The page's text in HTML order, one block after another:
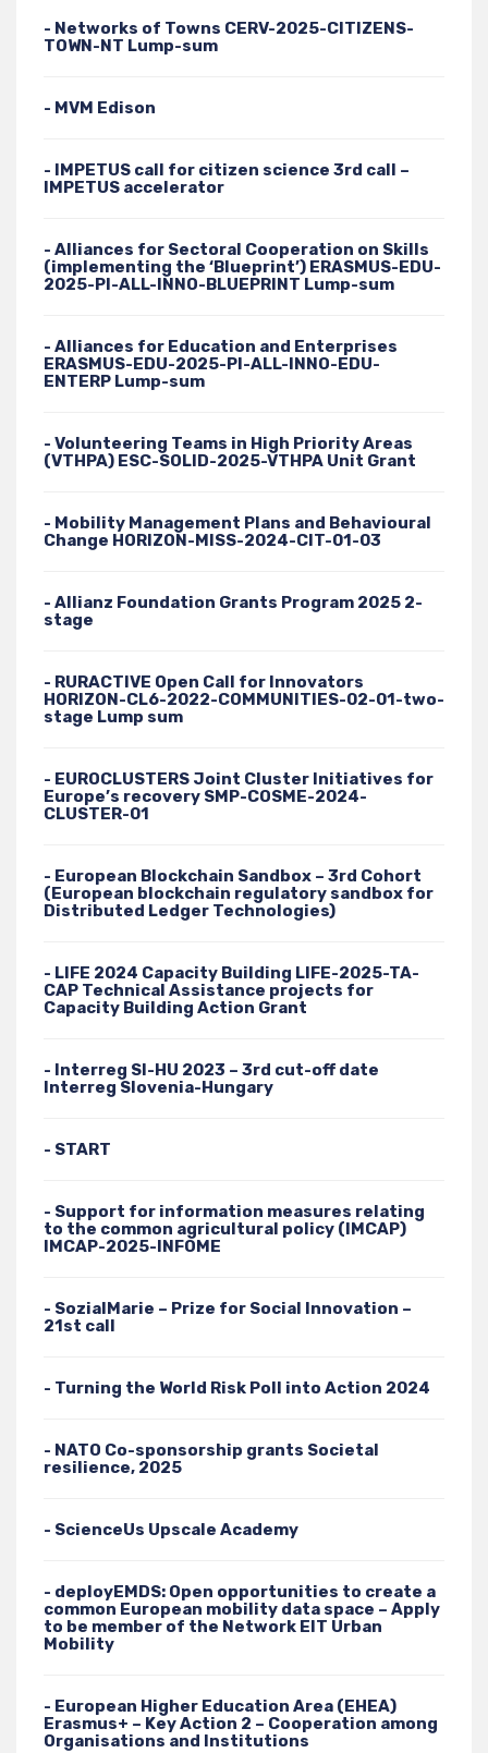
- Networks of Towns CERV-2025-CITIZENS-
TOWN-NT Lump-sum
- MVM Edison
- IMPETUS call for citizen science 3rd call –
IMPETUS accelerator
- Alliances for Sectoral Cooperation on Skills
(implementing the ‘Blueprint’) ERASMUS-EDU-
2025-PI-ALL-INNO-BLUEPRINT Lump-sum
- Alliances for Education and Enterprises
ERASMUS-EDU-2025-PI-ALL-INNO-EDU-
ENTERP Lump-sum
- Volunteering Teams in High Priority Areas
(VTHPA) ESC-SOLID-2025-VTHPA Unit Grant
- Mobility Management Plans and Behavioural
Change HORIZON-MISS-2024-CIT-01-03
- Allianz Foundation Grants Program 2025 2-
stage
- RURACTIVE Open Call for Innovators
HORIZON-CL6-2022-COMMUNITIES-02-01-two-
stage Lump sum
- EUROCLUSTERS Joint Cluster Initiatives for
Europe’s recovery SMP-COSME-2024-
CLUSTER-01
- European Blockchain Sandbox – 3rd Cohort
(European blockchain regulatory sandbox for
Distributed Ledger Technologies)
- LIFE 2024 Capacity Building LIFE-2025-TA-
CAP Technical Assistance projects for
Capacity Building Action Grant
- Interreg SI-HU 2023 – 3rd cut-off date
Interreg Slovenia-Hungary
- START
- Support for information measures relating
to the common agricultural policy (IMCAP)
IMCAP-2025-INFOME
- SozialMarie – Prize for Social Innovation –
21st call
- Turning the World Risk Poll into Action 2024
- NATO Co-sponsorship grants Societal
resilience, 2025
- ScienceUs Upscale Academy
- deployEMDS: Open opportunities to create a
common European mobility data space – Apply
to be member of the Network EIT Urban
Mobility
- European Higher Education Area (EHEA)
Erasmus+ – Key Action 2 – Cooperation among
Organisations and Institutions